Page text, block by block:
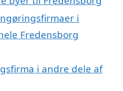
i
Fredensborg
i andre dele af